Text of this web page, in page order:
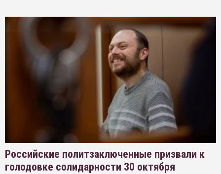
Российские политзаключенные призвали к
голодовке солидарности 30 октября